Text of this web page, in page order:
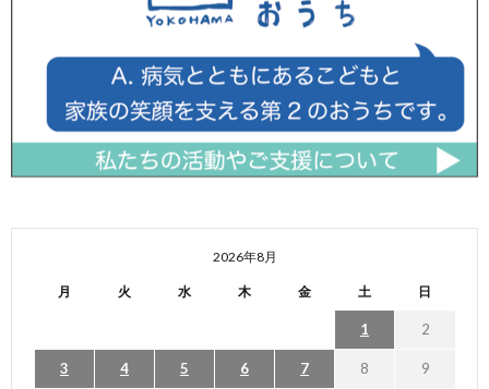
2026年8月
月 火 水 木 金 土 日
1 2
3 4 5 6 7 8 9